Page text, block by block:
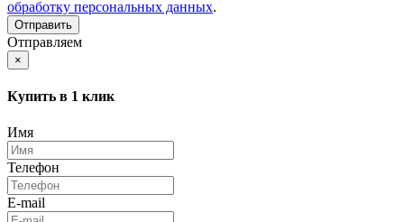
обработку персональных данных.
Отправляем
×
Купить в 1 клик
Имя
Телефон
E-mail